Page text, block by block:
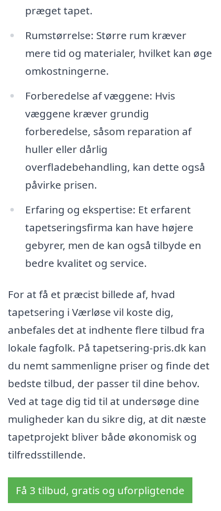
præget tapet.
Rumstørrelse: Større rum kræver
mere tid og materialer, hvilket kan øge
omkostningerne.
Forberedelse af væggene: Hvis
væggene kræver grundig
forberedelse, såsom reparation af
huller eller dårlig
overfladebehandling, kan dette også
påvirke prisen.
Erfaring og ekspertise: Et erfarent
tapetseringsfirma kan have højere
gebyrer, men de kan også tilbyde en
bedre kvalitet og service.
For at få et præcist billede af, hvad
tapetsering i Værløse vil koste dig,
anbefales det at indhente flere tilbud fra
lokale fagfolk. På tapetsering-pris.dk kan
du nemt sammenligne priser og finde det
bedste tilbud, der passer til dine behov.
Ved at tage dig tid til at undersøge dine
muligheder kan du sikre dig, at dit næste
tapetprojekt bliver både økonomisk og
tilfredsstillende.
Få 3 tilbud, gratis og uforpligtende